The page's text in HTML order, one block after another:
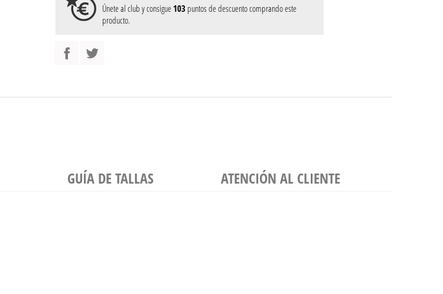
Únete al club y consigue 103puntos de descuento comprando este
producto.
GUÍA DE TALLAS ATENCIÓN AL CLIENTE